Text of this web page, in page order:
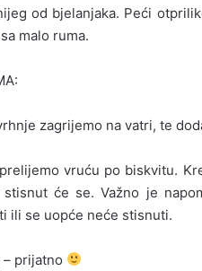
od bjelanjaka. Peći
malo ruma.
zagrijemo na vatri, te
vruću po biskvitu.
će se. Važno je
ili se uopće neće stisnuti.
prijatno